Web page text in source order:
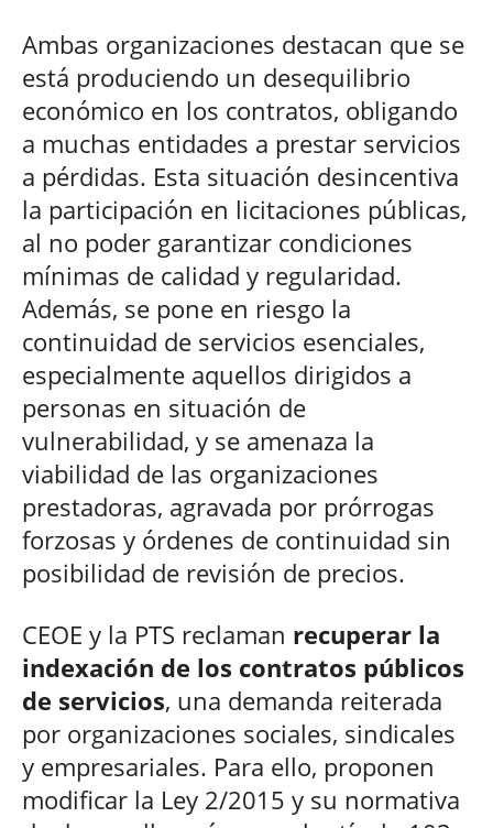
Ambas organizaciones destacan que se
está produciendo un desequilibrio
económico en los contratos, obligando
a muchas entidades a prestar servicios
a pérdidas. Esta situación desincentiva
la participación en licitaciones públicas,
al no poder garantizar condiciones
mínimas de calidad y regularidad.
Además, se pone en riesgo la
continuidad de servicios esenciales,
especialmente aquellos dirigidos a
personas en situación de
vulnerabilidad, y se amenaza la
viabilidad de las organizaciones
prestadoras, agravada por prórrogas
forzosas y órdenes de continuidad sin
posibilidad de revisión de precios.
CEOE y la PTS reclaman recuperar la
indexación de los contratos públicos
de servicios, una demanda reiterada
por organizaciones sociales, sindicales
y empresariales. Para ello, proponen
modificar la Ley 2/2015 y su normativa